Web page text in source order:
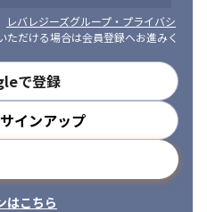
articles/detail/38942）
レバレジーズグループ・プライバシ
ただける場合は会員登録へお進みく
で登録
インアップ
はこちら